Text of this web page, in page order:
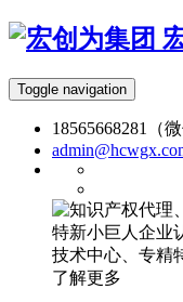
Toggle navigation
18565668281（
了解更多